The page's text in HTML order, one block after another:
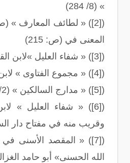
» (8/ 284)
المعنى في (ص: 215)
([3]) « شفاء العليل »لابن القيم (ص: 115)
([4]) « مجموع الفتاوى » لابن تيمية (22/ 382)
([5]) « مدارج السالكين » (2/ 49-46)
وقريب منه في مفتاح دار
([7]) « المقصد الأسنى
الله الحسنى» أبو حامد